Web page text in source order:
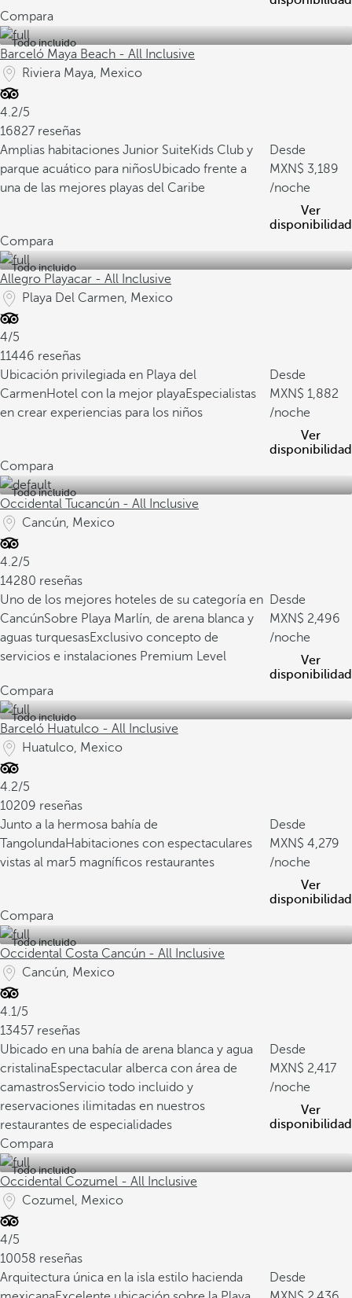
Compara
Todo incluido
Barceló Maya Beach - All Inclusive
Riviera Maya, Mexico
4.2/5
16827 reseñas
Amplias habitaciones Junior SuiteKids Club y
parque acuático para niñosUbicado frente a
una de las mejores playas del Caribe
Desde
3,189
/noche
Ver
disponibilidad
Compara
Todo incluido
Allegro Playacar - All Inclusive
Playa Del Carmen, Mexico
4/5
11446 reseñas
Ubicación privilegiada en Playa del
CarmenHotel con la mejor playaEspecialistas
en crear experiencias para los niños
Desde
1,882
/noche
Ver
disponibilidad
Compara
Todo incluido
Occidental Tucancún - All Inclusive
Cancún, Mexico
4.2/5
14280 reseñas
Uno de los mejores hoteles de su categoría en
CancúnSobre Playa Marlín, de arena blanca y
aguas turquesasExclusivo concepto de
servicios e instalaciones Premium Level
Desde
2,496
/noche
Ver
disponibilidad
Compara
Todo incluido
Barceló Huatulco - All Inclusive
Huatulco, Mexico
4.2/5
10209 reseñas
Junto a la hermosa bahía de
TangolundaHabitaciones con espectaculares
vistas al mar5 magníficos restaurantes
Desde
4,279
/noche
Ver
disponibilidad
Compara
Todo incluido
Occidental Costa Cancún - All Inclusive
Cancún, Mexico
4.1/5
13457 reseñas
Ubicado en una bahía de arena blanca y agua
cristalinaEspectacular alberca con área de
camastrosServicio todo incluido y
reservaciones ilimitadas en nuestros
restaurantes de especialidades
Desde
2,417
/noche
Ver
disponibilidad
Compara
Todo incluido
Occidental Cozumel - All Inclusive
Cozumel, Mexico
4/5
10058 reseñas
Arquitectura única en la isla estilo hacienda
Desde